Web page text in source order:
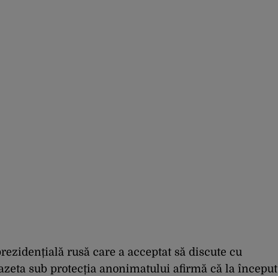
rusă care a acceptat să discute cu
sub protecția anonimatului afirmă că la început